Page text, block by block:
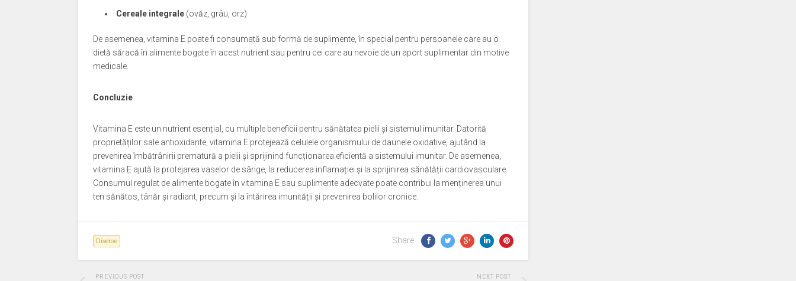
Cereale integrale (ovăz, grâu, orz)
De asemenea, vitamina E poate fi consumată sub formă de suplimente, în special pentru persoanele care au o
dietă săracă în alimente bogate în acest nutrient sau pentru cei care au nevoie de un aport suplimentar din motive
medicale.
Concluzie
Vitamina E este un nutrient esențial, cu multiple beneficii pentru sănătatea pielii și sistemul imunitar. Datorită
proprietăților sale antioxidante, vitamina E protejează celulele organismului de daunele oxidative, ajutând la
prevenirea îmbătrânirii prematură a pielii și sprijinind funcționarea eficientă a sistemului imunitar. De asemenea,
vitamina E ajută la protejarea vaselor de sânge, la reducerea inflamației și la sprijinirea sănătății cardiovasculare.
Consumul regulat de alimente bogate în vitamina E sau suplimente adecvate poate contribui la menținerea unui
ten sănătos, tânăr și radiant, precum și la întărirea imunității și prevenirea bolilor cronice.
Diverse Share:
PREVIOUS POST NEXT POST